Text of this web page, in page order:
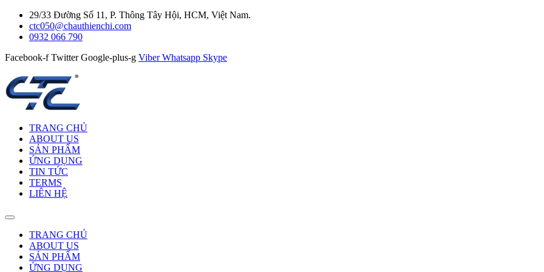
29/33 Đường Số 11, P. Thông Tây Hội, HCM, Việt Nam.
ctc050@chauthienchi.com
0932 066 790
Facebook-f Twitter Google-plus-g Viber Whatsapp Skype
TRANG CHỦ
ABOUT US
SẢN PHẨM
ỨNG DỤNG
TIN TỨC
TERMS
LIÊN HỆ
TRANG CHỦ
ABOUT US
SẢN PHẨM
ỨNG DỤNG